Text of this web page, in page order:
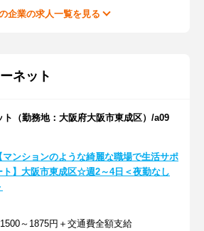
企業の求人一覧を見る
ネット
（勤務地：大阪府大阪市東成区）/a09
マンションのような綺麗な職場で生活サポ
ト】大阪市東成区☆週2～4日＜夜勤なし
～1875円＋交通費全額支給